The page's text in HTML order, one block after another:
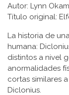
Autor: Lynn
Título original:
La historia de
humana:
distintos a nivel
anormalidades
cortas similares
Diclonius.